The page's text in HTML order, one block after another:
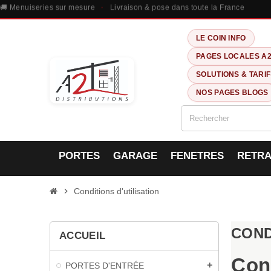
🚚 Menuiseries sur mesure · Livraison & pose dans toute la France
LE COIN INFO
PAGES LOCALES
SOLUTIONS &
NOS PAGES BLOGS
PORTES GARAGE FENETRES
chevron_right Conditions d'utilisation
ACCUEIL
PORTES D'ENTRÉE add